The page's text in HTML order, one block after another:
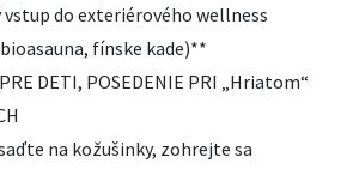
vstup do exteriérového wellness
fínske kade)**
DETI, POSEDENIE PRI „Hriatom“
na kožušinky, zohrejte sa